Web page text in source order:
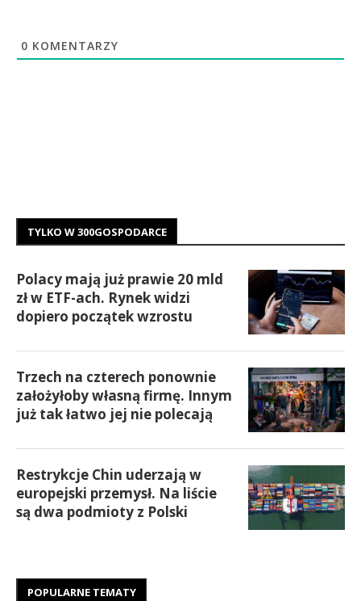
0 KOMENTARZY
TYLKO W 300GOSPODARCE
Polacy mają już prawie 20 mld
zł w ETF-ach. Rynek widzi
dopiero początek wzrostu
Trzech na czterech ponownie
założyłoby własną firmę. Innym
już tak łatwo jej nie polecają
Restrykcje Chin uderzają w
europejski przemysł. Na liście
są dwa podmioty z Polski
POPULARNE TEMATY